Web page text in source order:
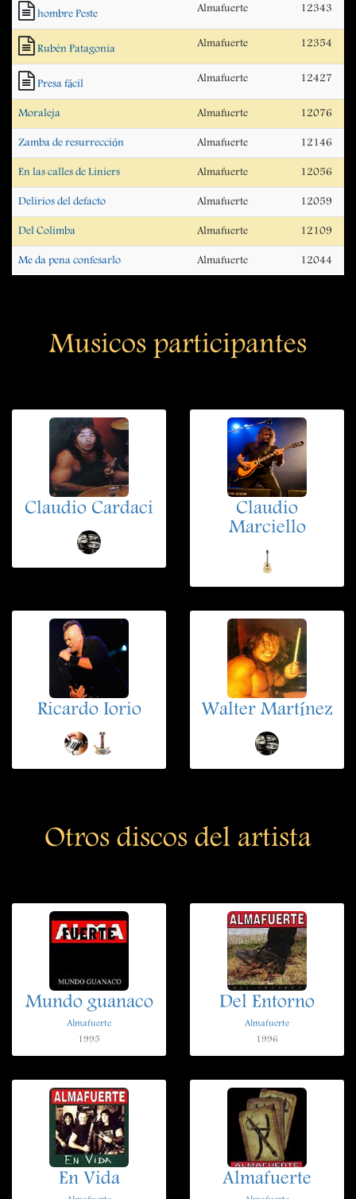
hombre Peste Almafuerte 12343
Rubén Patagonia Almafuerte 12354
Presa fácil Almafuerte 12427
Moraleja Almafuerte 12076
Zamba de resurrección Almafuerte 12146
En las calles de Liniers Almafuerte 12056
Delirios del defacto Almafuerte 12059
Del Colimba Almafuerte 12109
Me da pena confesarlo Almafuerte 12044
Musicos participantes
Claudio Cardaci
Claudio
Marciello
Ricardo Iorio Walter Martínez
Otros discos del artista
Mundo guanaco
Almafuerte
1995
Del Entorno
Almafuerte
1996
En Vida Almafuerte